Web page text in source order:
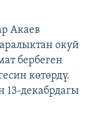
Акаев
окуй
бербеген
көтөрдү.
13-декабрдагы